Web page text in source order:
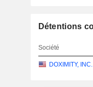
Détentions
Société
DOXIMITY,